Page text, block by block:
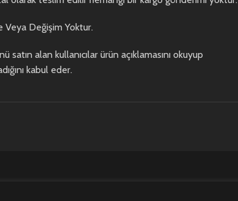
Veya Değişim Yoktur.
satın alan kullanıcılar ürün açıklamasını okuyup
kabul eder.